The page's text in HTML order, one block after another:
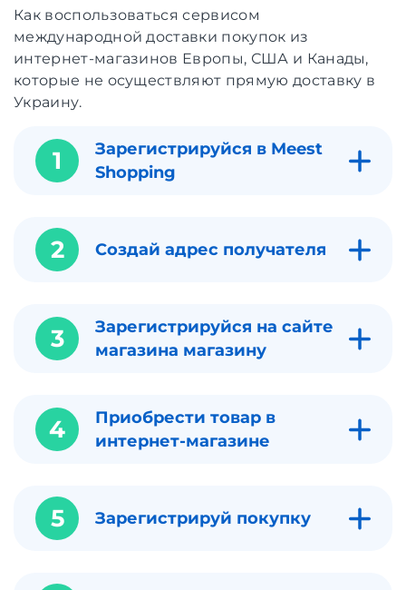
Как воспользоваться сервисом
международной доставки покупок из
интернет-магазинов Европы, США и Канады,
которые не осуществляют прямую доставку в
Украину.
1
Зарегистрируйся в Meest
Shopping
2 Создай адрес получателя
3
Зарегистрируйся на сайте
магазина магазину
4
Приобрести товар в
интернет-магазине
5 Зарегистрируй покупку